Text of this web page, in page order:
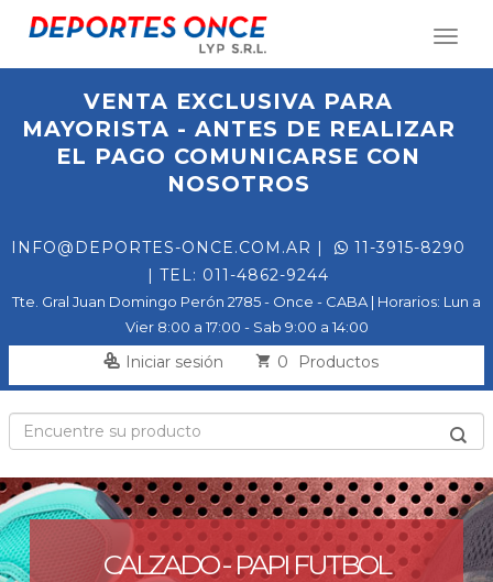
VENTA EXCLUSIVA PARA
MAYORISTA - ANTES DE REALIZAR
EL PAGO COMUNICARSE CON
NOSOTROS
INFO@DEPORTES-ONCE.COM.AR |
11-3915-8290
| TEL: 011-4862-9244
Tte. Gral Juan Domingo Perón 2785 - Once - CABA | Horarios: Lun a
Vier 8:00 a 17:00 - Sab 9:00 a 14:00
Iniciar sesión 0 Productos
CALZADO - PAPI FUTBOL